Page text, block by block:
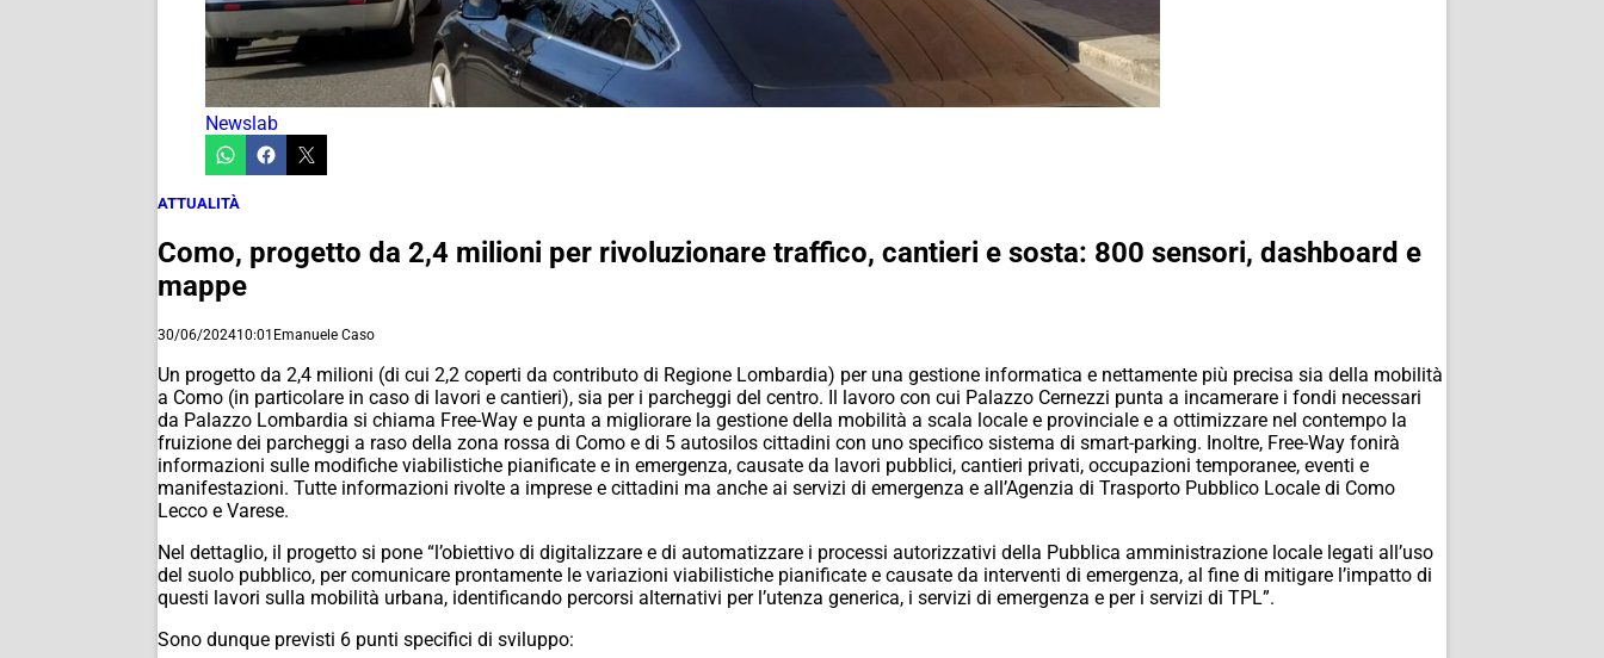
Newslab
ATTUALITÀ
Como, progetto da 2,4 milioni per rivoluzionare traffico, cantieri e sosta: 800 sensori, dashboard e
mappe
30/06/202410:01 Emanuele Caso
Un progetto da 2,4 milioni (di cui 2,2 coperti da contributo di Regione Lombardia) per una gestione informatica e nettamente più precisa sia della mobilità
a Como (in particolare in caso di lavori e cantieri), sia per i parcheggi del centro. Il lavoro con cui Palazzo Cernezzi punta a incamerare i fondi necessari
da Palazzo Lombardia si chiama Free-Way e punta a migliorare la gestione della mobilità a scala locale e provinciale e a ottimizzare nel contempo la
fruizione dei parcheggi a raso della zona rossa di Como e di 5 autosilos cittadini con uno specifico sistema di smart-parking. Inoltre, Free-Way fonirà
informazioni sulle modifiche viabilistiche pianificate e in emergenza, causate da lavori pubblici, cantieri privati, occupazioni temporanee, eventi e
manifestazioni. Tutte informazioni rivolte a imprese e cittadini ma anche ai servizi di emergenza e all’Agenzia di Trasporto Pubblico Locale di Como
Lecco e Varese.
Nel dettaglio, il progetto si pone “l’obiettivo di digitalizzare e di automatizzare i processi autorizzativi della Pubblica amministrazione locale legati all’uso
del suolo pubblico, per comunicare prontamente le variazioni viabilistiche pianificate e causate da interventi di emergenza, al fine di mitigare l’impatto di
questi lavori sulla mobilità urbana, identificando percorsi alternativi per l’utenza generica, i servizi di emergenza e per i servizi di TPL”.
Sono dunque previsti 6 punti specifici di sviluppo: